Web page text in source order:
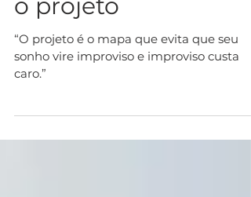
obra? Comece com
o projeto
“O projeto é o mapa que evita que seu
caro.”